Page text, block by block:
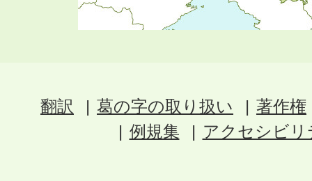
翻訳 葛の字の取り扱い
著作権
例規集
アクセシビ